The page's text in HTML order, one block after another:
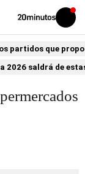
Volver
Iniciar
sesión
partidos que
2026 saldrá de